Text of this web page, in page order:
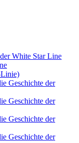
White Star Line
Geschichte der
Geschichte der
Geschichte der
Geschichte der